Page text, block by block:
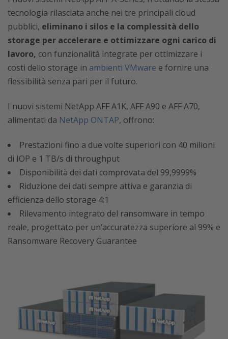
tecnologia rilasciata anche nei tre principali cloud
pubblici, eliminano i silos e la complessità dello
storage per accelerare e ottimizzare ogni carico di
lavoro, con funzionalità integrate per ottimizzare i
costi dello storage in ambienti VMware e fornire una
flessibilità senza pari per il futuro.
I nuovi sistemi NetApp AFF A1K, AFF A90 e AFF A70,
alimentati da NetApp ONTAP, offrono:
Prestazioni fino a due volte superiori con 40 milioni
di IOP e 1 TB/s di throughput
Disponibilità dei dati comprovata del 99,9999%
Riduzione dei dati sempre attiva e garanzia di
efficienza dello storage 4:1
Rilevamento integrato del ransomware in tempo
reale, progettato per un’accuratezza superiore al 99% e
Ransomware Recovery Guarantee